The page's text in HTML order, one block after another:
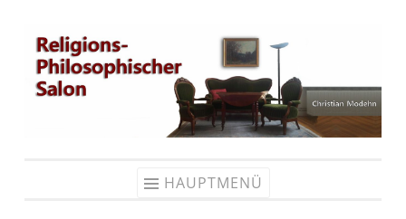
Zum
Inhalt
springen
HAUPTMENÜ